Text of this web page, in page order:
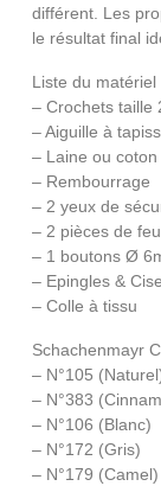
différent. Les
le résultat final
Liste du matériel
– Crochets taille
– Aiguille à
– Laine ou
– Rembourrage
– 2 yeux de
– 2 pièces de
– 1 boutons Ø
– Epingles &
– Colle à tissu
Schachenmayr
– N°105
– N°383
– N°106 (Blanc)
– N°172 (Gris)
– N°179 (Camel)